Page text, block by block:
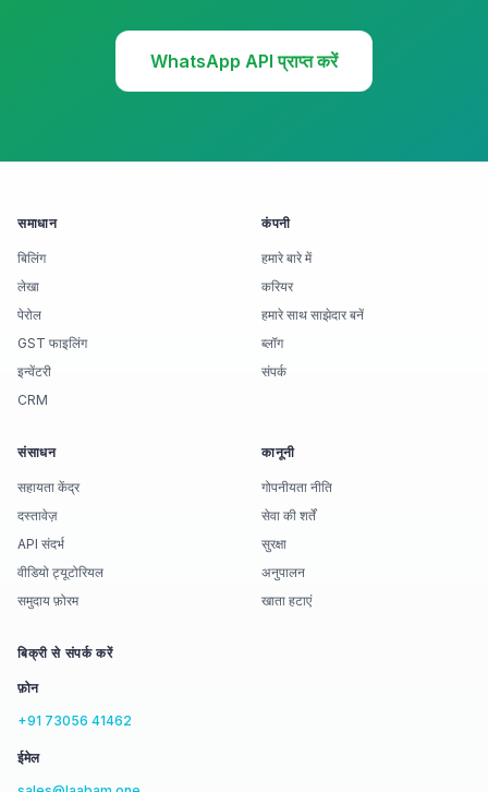
WhatsApp API प्राप्त करें
समाधान
बिलिंग
लेखा
पेरोल
GST फाइलिंग
इन्वेंटरी
CRM
कंपनी
हमारे बारे में
करियर
हमारे साथ साझेदार बनें
ब्लॉग
संपर्क
संसाधन
सहायता केंद्र
दस्तावेज़
API संदर्भ
वीडियो ट्यूटोरियल
समुदाय फ़ोरम
कानूनी
गोपनीयता नीति
सेवा की शर्तें
सुरक्षा
अनुपालन
खाता हटाएं
बिक्री से संपर्क करें
फ़ोन
+91 73056 41462
ईमेल